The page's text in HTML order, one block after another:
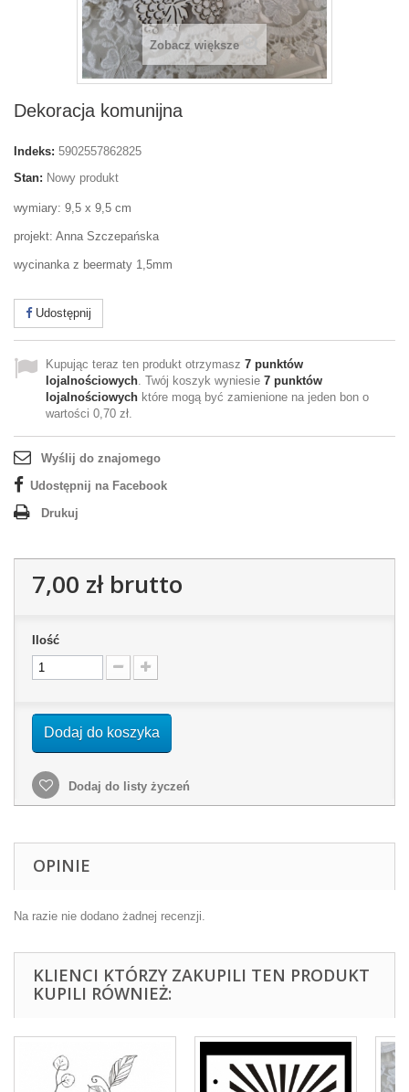
Zobacz większe
Dekoracja komunijna
Indeks: 5902557862825
Stan: Nowy produkt
wymiary: 9,5 x 9,5 cm
projekt: Anna Szczepańska
wycinanka z beermaty 1,5mm
Udostępnij
Kupując teraz ten produkt otrzymasz 7 punktów
lojalnościowych. Twój koszyk wyniesie 7 punktów
lojalnościowych które mogą być zamienione na jeden bon o
wartości 0,70 zł.
Wyślij do znajomego
Udostępnij na Facebook
Drukuj
7,00 złbrutto
Ilość
Dodaj do koszyka
Dodaj do listy życzeń
OPINIE
Na razie nie dodano żadnej recenzji.
KLIENCI KTÓRZY ZAKUPILI TEN PRODUKT
KUPILI RÓWNIEŻ: